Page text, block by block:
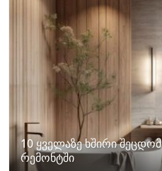
10 ყველაზე ხშირი
რემონტში